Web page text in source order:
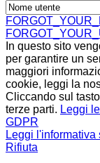
In questo sito
per garantire un
maggiori
cookie, leggi la
Cliccando sul
terze parti. Leggi
GDPR
Leggi
Rifiuta